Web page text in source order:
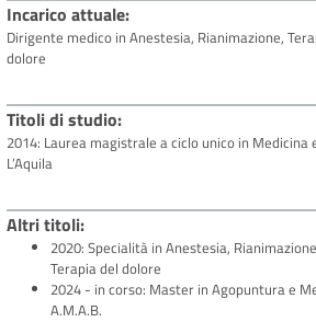
Incarico attuale
Dirigente medico in Anestesia, Rianimazione,
dolore
Titoli di studio
2014: Laurea magistrale a ciclo unico in Medicina
L’Aquila
Altri titoli
2020: Specialità in Anestesia,
Terapia del dolore
2024 - in corso: Master in Agopuntura e
A.M.A.B.